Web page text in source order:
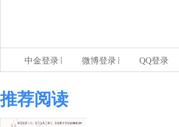
中金登录 | 微博登录 | QQ登录
推荐阅读